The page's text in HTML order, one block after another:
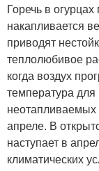
Горечь в
накапливается
приводят
теплолюбивое
когда воздух
температура
неотапливаемых
апреле. В
наступает в
климатических